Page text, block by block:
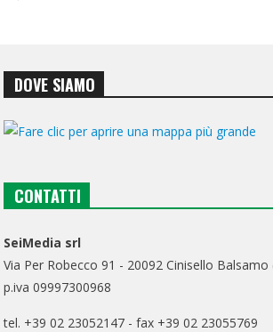
DOVE SIAMO
CONTATTI
SeiMedia srl
Via Per Robecco 91 - 20092 Cinisello
p.iva 09997300968
tel. +39 02 23052147 - fax +39 02 23055769